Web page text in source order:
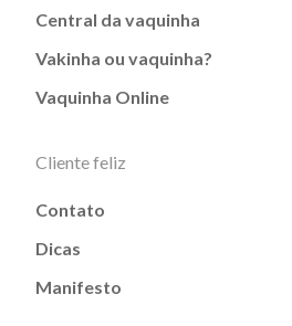
Central da vaquinha
Vakinha ou vaquinha?
Vaquinha Online
Cliente feliz
Contato
Dicas
Manifesto